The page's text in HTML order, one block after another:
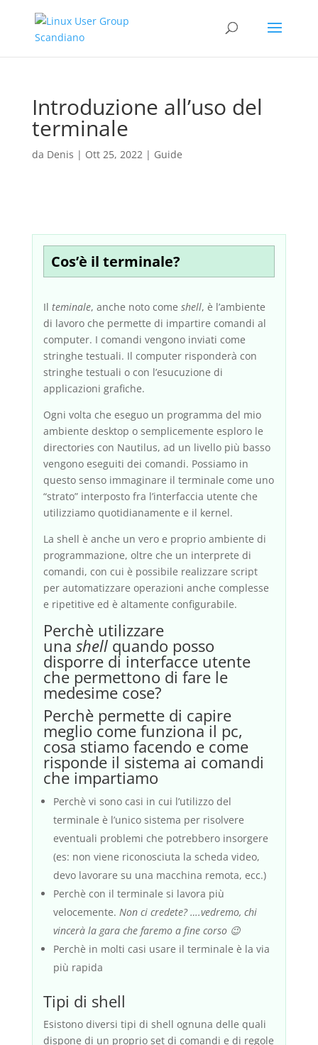
Introduzione all’uso del
terminale
da Denis | Ott 25, 2022| Guide
Cos’è il terminale?
Il teminale, anche noto come shell, è l’ambiente
di lavoro che permette di impartire comandi al
computer. I comandi vengono inviati come
stringhe testuali. Il computer risponderà con
stringhe testuali o con l’esucuzione di
applicazioni grafiche.
Ogni volta che eseguo un programma del mio
ambiente desktop o semplicemente esploro le
directories con Nautilus, ad un livello più basso
vengono eseguiti dei comandi. Possiamo in
questo senso immaginare il terminale come uno
“strato” interposto fra l’interfaccia utente che
utilizziamo quotidianamente e il kernel.
La shell è anche un vero e proprio ambiente di
programmazione, oltre che un interprete di
comandi, con cui è possibile realizzare script
per automatizzare operazioni anche complesse
e ripetitive ed è altamente configurabile.
Perchè utilizzare
una shell quando posso
disporre di interfacce utente
che permettono di fare le
medesime cose?
Perchè permette di capire
meglio come funziona il pc,
cosa stiamo facendo e come
risponde il sistema ai comandi
che impartiamo
Perchè vi sono casi in cui l’utilizzo del
terminale è l’unico sistema per risolvere
eventuali problemi che potrebbero insorgere
(es: non viene riconosciuta la scheda video,
devo lavorare su una macchina remota, ecc.)
Perchè con il terminale si lavora più
velocemente. Non ci credete? ….vedremo, chi
vincerà la gara che faremo a fine corso 😉
Perchè in molti casi usare il terminale è la via
più rapida
Tipi di shell
Esistono diversi tipi di shell ognuna delle quali
dispone di un proprio set di comandi e di regole